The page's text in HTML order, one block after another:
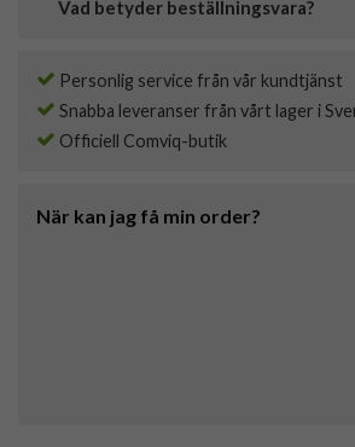
Vad betyder beställningsvara?
Personlig service från vår kundtjänst
Snabba leveranser från vårt lager i
Officiell Comviq-butik
När kan jag få min order?